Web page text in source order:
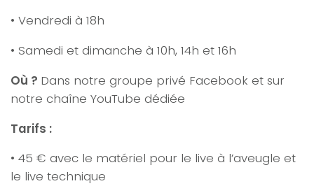
• Vendredi à 18h
• Samedi et dimanche à 10h, 14h et 16h
Où ? Dans notre groupe privé Facebook et sur
notre chaîne YouTube dédiée
Tarifs :
• 45 € avec le matériel pour le live à l’aveugle et
le live technique